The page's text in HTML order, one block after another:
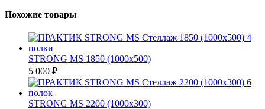
Похожие товары
STRONG MS 1850 (1000х500)
5 000 ₽
STRONG MS 2200 (1000х300)